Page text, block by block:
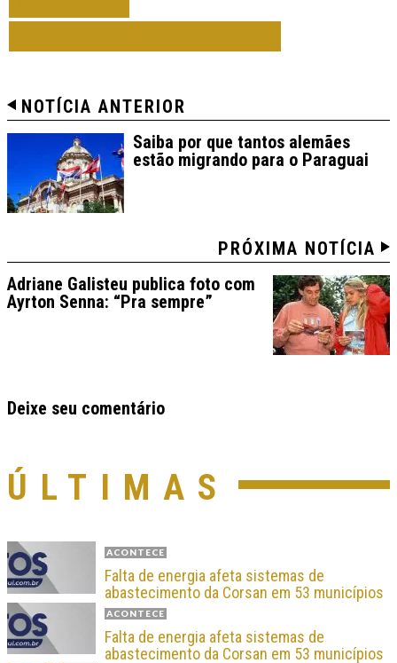
NOTÍCIA ANTERIOR
Saiba por que tantos alemães
estão migrando para o Paraguai
PRÓXIMA NOTÍCIA
Adriane Galisteu publica foto com
Ayrton Senna: “Pra sempre”
Deixe seu comentário
ÚLTIMAS
ACONTECE
Falta de energia afeta sistemas de
abastecimento da Corsan em 53 municípios
ACONTECE
Falta de energia afeta sistemas de
abastecimento da Corsan em 53 municípios